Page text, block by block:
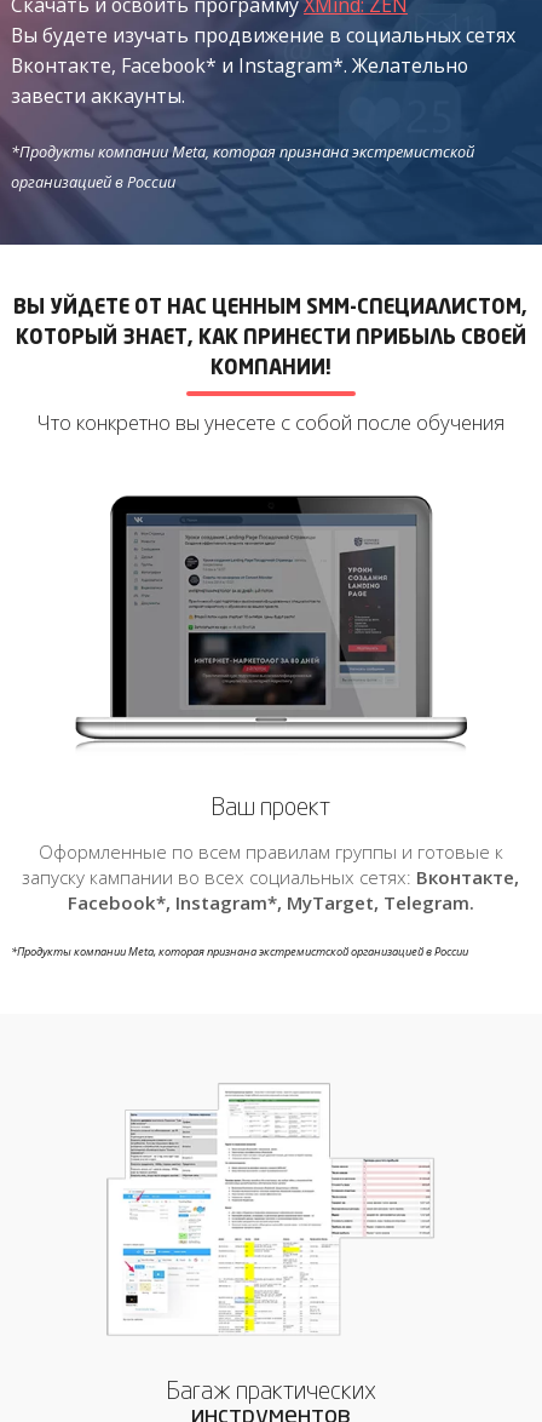
Вы будете изучать продвижение в социальных сетях
Вконтакте, Facebook* и Instagram*. Желательно
завести аккаунты.
*Продукты компании Meta, которая признана экстремистcкой
организацией в России
ВЫ УЙДЕТЕ ОТ НАС ЦЕННЫМ SMM-СПЕЦИАЛИСТОМ,
КОТОРЫЙ ЗНАЕТ, КАК ПРИНЕСТИ ПРИБЫЛЬ СВОЕЙ
КОМПАНИИ!
Что конкретно вы унесете с собой после обучения
Ваш проект
Оформленные по всем правилам группы и готовые к
запуску кампании во всех социальных сетях: Вконтакте,
Facebook*, Instagram*, MyTarget, Telegram.
*Продукты компании Meta, которая признана экстремистcкой организацией в России
Багаж практических